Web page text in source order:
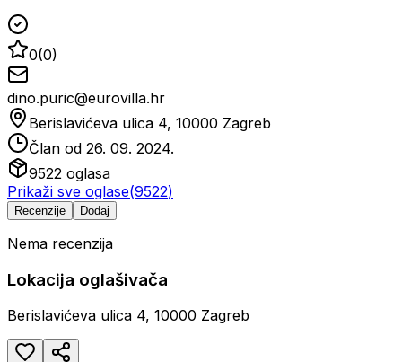
0(0)
dino.puric@eurovilla.hr
Berislavićeva ulica 4, 10000 Zagreb
Član od 26. 09. 2024.
9522 oglasa
Prikaži sve oglase(9522)
Recenzije Dodaj
Nema recenzija
Lokacija oglašivača
Berislavićeva ulica 4, 10000 Zagreb